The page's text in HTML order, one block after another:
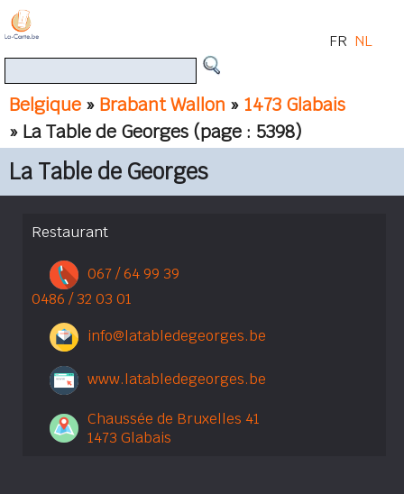
Belgique » Brabant Wallon » 1473 Glabais
» La Table de Georges (page : 5398)
FR NL
La Table de Georges
Restaurant
067 / 64 99 39
0486 / 32 03 01
info@latabledegeorges.be
www.latabledegeorges.be
Chaussée de Bruxelles 41
1473 Glabais